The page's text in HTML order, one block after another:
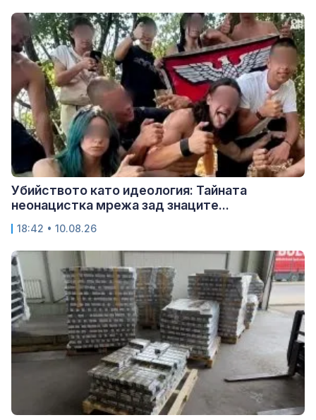
Убийството като идеология: Тайната
неонацистка мрежа зад знаците...
18:42 • 10.08.26